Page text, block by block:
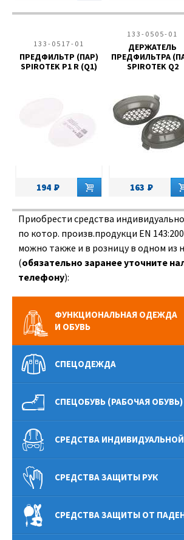
133-0517-01
ПРЕДФИЛЬТР (ПАР)
SPIROTEK Р1 R (Q1)
194
133-0505-01
ДЕРЖАТЕЛЬ
ПРЕДФИЛЬТРА
SPIROTEK Q2
163
Приобрести средства
по котор. произв.продукци EN
можно также и в розницу в одном из
(обязательно заранее уточните
телефону):
ФУНКЦИОНАЛЬНАЯ ОДЕЖДА
И ОБУВЬ
СПЕЦОДЕЖДА
СПЕЦОБУВЬ (РАБОЧАЯ ОБУВЬ)
СРЕДСТВА
СРЕДСТВА ЗАЩИТЫ РУК
СРЕДСТВА ЗАЩИТЫ ОТ